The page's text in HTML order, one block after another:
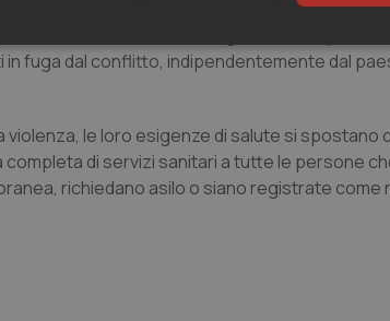
all’attuale crisi ucraina, gli strumenti politici si
fuga dal conflitto, indipendentemente dal
le loro esigenze di salute si spostano
completa di servizi sanitari a tutte le persone
richiedano asilo o siano registrate come
Statistici
Necessari